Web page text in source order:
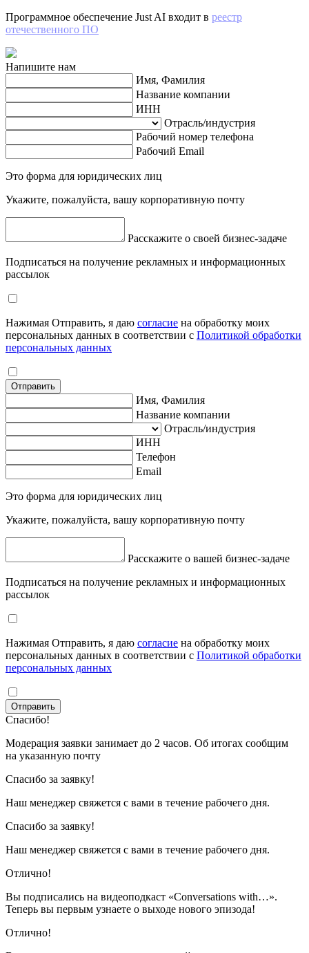
Программное обеспечение Just AI входит в реестр
отечественного ПО
Напишите нам
Имя, Фамилия
Название компании
ИНН
Отрасль/индустрия
Рабочий номер телефона
Рабочий Email
Это форма для юридических лиц
Укажите, пожалуйста, вашу корпоративную почту
Расскажите о своей бизнес-задаче
Подписаться на получение рекламных и информационных
рассылок
Нажимая Отправить, я даю согласие на обработку моих
персональных данных в соответствии с Политикой обработки
персональных данных
Отправить
Имя, Фамилия
Название компании
Отрасль/индустрия
ИНН
Телефон
Email
Это форма для юридических лиц
Укажите, пожалуйста, вашу корпоративную почту
Расскажите о вашей бизнес-задаче
Подписаться на получение рекламных и информационных
рассылок
Нажимая Отправить, я даю согласие на обработку моих
персональных данных в соответствии с Политикой обработки
персональных данных
Отправить
Спасибо!
Модерация заявки занимает до 2 часов. Об итогах сообщим
на указанную почту
Спасибо за заявку!
Наш менеджер свяжется с вами в течение рабочего дня.
Спасибо за заявку!
Наш менеджер свяжется с вами в течение рабочего дня.
Отлично!
Вы подписались на видеоподкаст «Conversations with…».
Теперь вы первым узнаете о выходе нового эпизода!
Отлично!